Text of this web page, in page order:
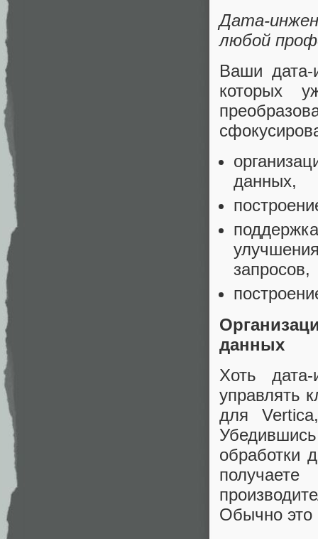
Дата-
любой
Ваши дата-
которых
данных,
запросов,
данных
Хоть
управлять
для
обработки
Обычно это